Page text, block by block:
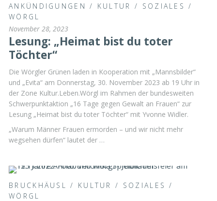
ANKÜNDIGUNGEN / KULTUR / SOZIALES /
WÖRGL
November 28, 2023
Lesung: „Heimat bist du toter
Töchter“
Die Wörgler Grünen laden in Kooperation mit „Mannsbilder“
und „Evita“ am Donnerstag, 30. November 2023 ab 19 Uhr in
der Zone Kultur.Leben.Wörgl im Rahmen der bundesweiten
Schwerpunktaktion „16 Tage gegen Gewalt an Frauen“ zur
Lesung „Heimat bist du toter Töchter“ mit Yvonne Widler.
„Warum Männer Frauen ermorden – und wir nicht mehr
wegsehen dürfen“ lautet der …
BRUCKHÄUSL / KULTUR / SOZIALES /
WÖRGL